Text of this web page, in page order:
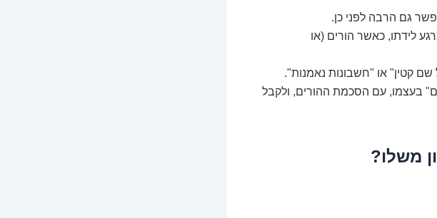
גם הרבה לפני כן.
לידתו, כאשר הורים (או
קטין" או "חשבונות נאמנות".
לצעירים" בעצמו, עם הסכמת ההורים, ולקבל
משלו?